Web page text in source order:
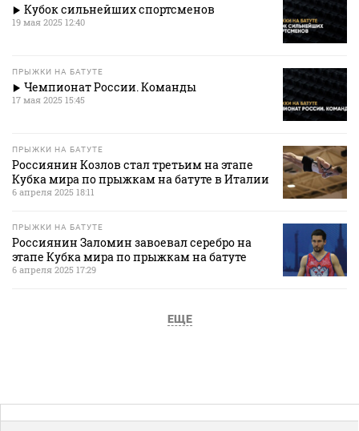
Кубок сильнейших спортсменов
19 мая 2025 12:40
ПРЫЖКИ НА БАТУТЕ
Чемпионат России. Команды
17 мая 2025 15:45
ПРЫЖКИ НА БАТУТЕ
Россиянин Козлов стал третьим на этапе
Кубка мира по прыжкам на батуте в Италии
6 апреля 2025 18:11
ПРЫЖКИ НА БАТУТЕ
Россиянин Заломин завоевал серебро на
этапе Кубка мира по прыжкам на батуте
6 апреля 2025 17:29
ЕЩЕ